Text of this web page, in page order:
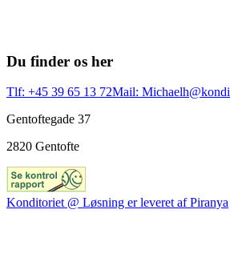
Du finder os her
Tlf: +45 39 65 13 72Mail:
Gentoftegade 37
2820 Gentofte
Konditoriet @ Løsning er leveret af Piranya